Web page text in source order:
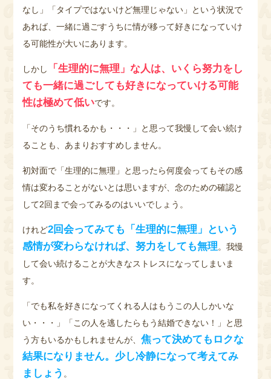
なし」「タイプではないけど無理じゃない」という状況で
あれば、一緒に過ごすうちに情が移って好きになっていけ
る可能性が大いにあります。
しかし
「生理的に無理」な人は、いくら努力をし
ても一緒に過ごしても好きになっていける可能
性は極めて低いです。
「そのうち慣れるかも・・・」と思って我慢して会い続け
ることも、あまりおすすめしません。
初対面で「生理的に無理」と思ったら何度会ってもその感
情は変わることがないとは思いますが、念のための確認と
して2回まで会ってみるのはいいでしょう。
けれど2回会ってみても「生理的に無理」という
感情が変わらなければ、努力をしても無理。我慢
して会い続けることが大きなストレスになってしまいま
す。
「でも私を好きになってくれる人はもうこの人しかいな
い・・・」「この人を逃したらもう結婚できない！」と思
う方もいるかもしれませんが、焦って決めてもロクな
結果になりません。少し冷静になって考えてみ
ましょう 。